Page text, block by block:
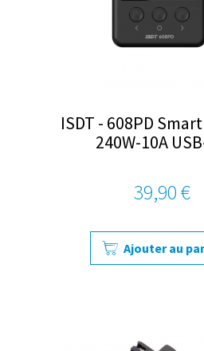
ISDT - 608PD
240W-10A
39,90 €
Ajouter au